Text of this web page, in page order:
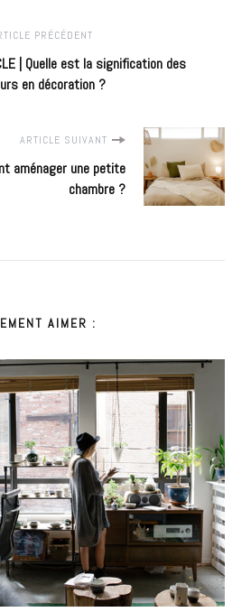
PRÉCÉDENT
| Quelle est la signification des
en décoration ?
ARTICLE SUIVANT
aménager une petite
chambre ?
AIMER :